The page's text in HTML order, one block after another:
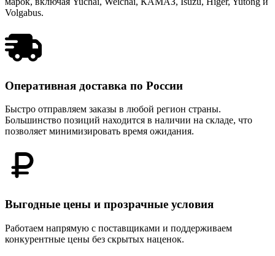
Volgabus.
Оперативная доставка по России
Быстро отправляем заказы в любой регион страны.
Большинство позиций находится в наличии на складе, что
позволяет минимизировать время ожидания.
Выгодные цены и прозрачные условия
Работаем напрямую с поставщиками и поддерживаем
конкурентные цены без скрытых наценок.